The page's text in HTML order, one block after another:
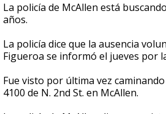
La policía de McAllen está
años.
La policía dice que la ausencia
Figueroa se informó el jueves por
Fue visto por última vez
4100 de N. 2nd St. en McAllen.